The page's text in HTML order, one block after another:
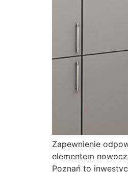
Zapewnienie
elementem
Poznań to